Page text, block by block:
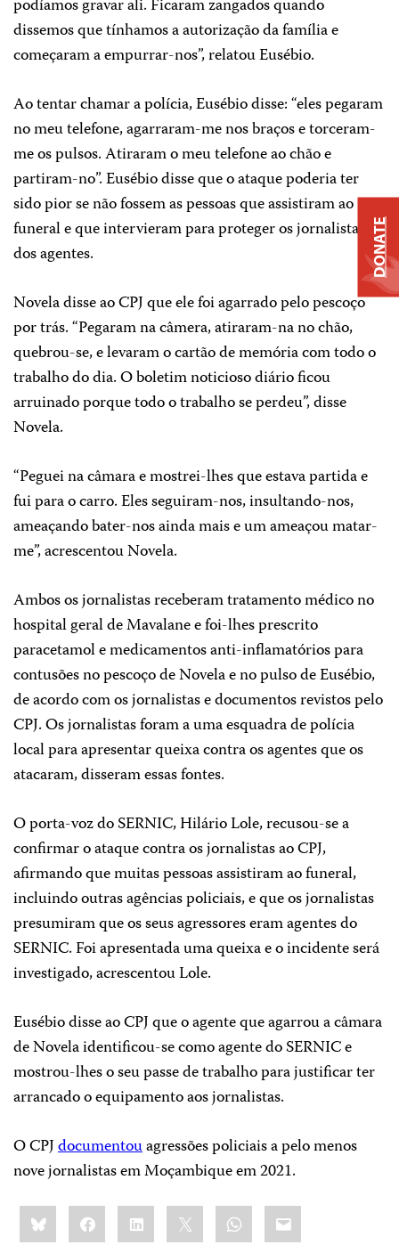
podíamos gravar ali. Ficaram zangados quando
dissemos que tínhamos a autorização da família e
começaram a empurrar-nos”, relatou Eusébio.
Ao tentar chamar a polícia, Eusébio disse: “eles pegaram
no meu telefone, agarraram-me nos braços e torceram-
me os pulsos. Atiraram o meu telefone ao chão e
partiram-no”. Eusébio disse que o ataque poderia ter
sido pior se não fossem as pessoas que assistiram ao
funeral e que intervieram para proteger os jornalistas
dos agentes.
Novela disse ao CPJ que ele foi agarrado pelo pescoço
por trás. “Pegaram na câmera, atiraram-na no chão,
quebrou-se, e levaram o cartão de memória com todo o
trabalho do dia. O boletim noticioso diário ficou
arruinado porque todo o trabalho se perdeu”, disse
Novela.
“Peguei na câmara e mostrei-lhes que estava partida e
fui para o carro. Eles seguiram-nos, insultando-nos,
ameaçando bater-nos ainda mais e um ameaçou matar-
me”, acrescentou Novela.
Ambos os jornalistas receberam tratamento médico no
hospital geral de Mavalane e foi-lhes prescrito
paracetamol e medicamentos anti-inflamatórios para
contusões no pescoço de Novela e no pulso de Eusébio,
de acordo com os jornalistas e documentos revistos pelo
CPJ. Os jornalistas foram a uma esquadra de polícia
local para apresentar queixa contra os agentes que os
atacaram, disseram essas fontes.
O porta-voz do SERNIC, Hilário Lole, recusou-se a
confirmar o ataque contra os jornalistas ao CPJ,
afirmando que muitas pessoas assistiram ao funeral,
incluindo outras agências policiais, e que os jornalistas
presumiram que os seus agressores eram agentes do
SERNIC. Foi apresentada uma queixa e o incidente será
investigado, acrescentou Lole.
Eusébio disse ao CPJ que o agente que agarrou a câmara
de Novela identificou-se como agente do SERNIC e
mostrou-lhes o seu passe de trabalho para justificar ter
arrancado o equipamento aos jornalistas.
O CPJdocumentouagressões policiais a pelo menos
nove jornalistas em Moçambique em 2021.
Share
this:BlueskyFacebookLinkedIn WhatsApp
Email
DONATE